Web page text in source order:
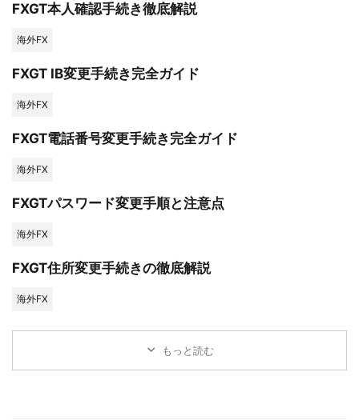
FXGT本人確認手続き徹底解説
海外FX
FXGT IB変更手続き完全ガイド
海外FX
FXGT電話番号変更手続き完全ガイド
海外FX
FXGTパスワード変更手順と注意点
海外FX
FXGT住所変更手続きの徹底解説
海外FX
もっと読む